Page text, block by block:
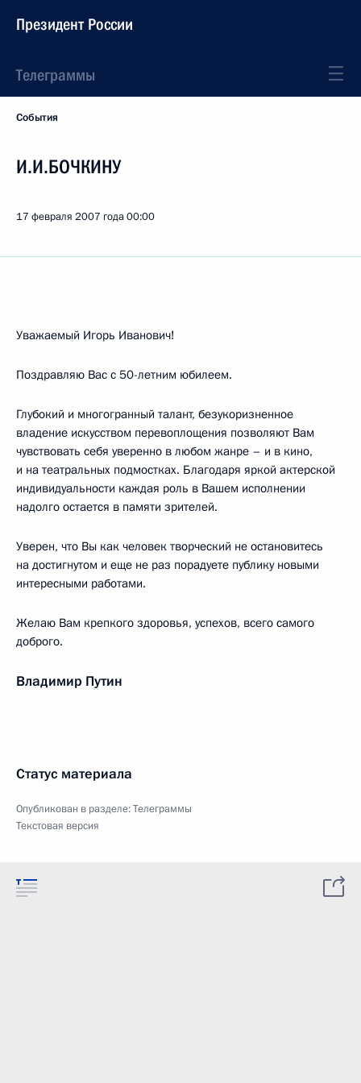
Президент России
Телеграммы
События
И.И.БОЧКИНУ
17 февраля 2007 года00:00
Уважаемый Игорь Иванович!
Поздравляю Вас с 50-летним юбилеем.
Глубокий и многогранный талант, безукоризненное
владение искусством перевоплощения позволяют Вам
чувствовать себя уверенно в любом жанре – и в кино,
и на театральных подмостках. Благодаря яркой актерской
индивидуальности каждая роль в Вашем исполнении
надолго остается в памяти зрителей.
Уверен, что Вы как человек творческий не остановитесь
на достигнутом и еще не раз порадуете публику новыми
интересными работами.
Желаю Вам крепкого здоровья, успехов, всего самого
доброго.
Владимир Путин
Статус материала
Опубликован в разделе:Телеграммы
Текстовая версия